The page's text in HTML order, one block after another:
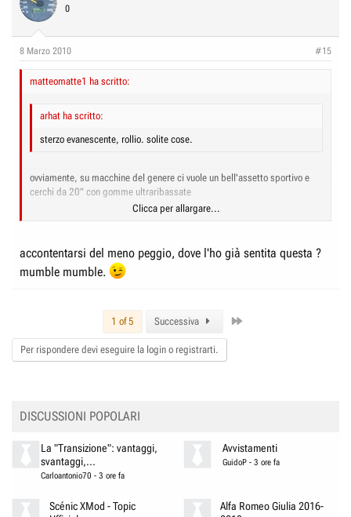
0
8 Marzo 2010 #15
matteomatte1 ha scritto:
arhat ha scritto:
sterzo evanescente, rollio. solite cose.
ovviamente, su macchine del genere ci vuole un bell'assetto sportivo e
cerchi da 20" con gomme ultraribassate
mazza quant'è brutta però :cry:
Clicca per allargare...
Clicca per allargare...
accontentarsi del meno peggio, dove l'ho già sentita questa ?
mumble mumble.
1 of 5 Successiva
Per rispondere devi eseguire la login o registrarti.
DISCUSSIONI POPOLARI
La "Transizione": vantaggi,
svantaggi,...
Carloantonio70 - 3 ore fa
Avvistamenti
GuidoP - 3 ore fa
Scénic XMod - Topic
Alfa Romeo Giulia 2016-